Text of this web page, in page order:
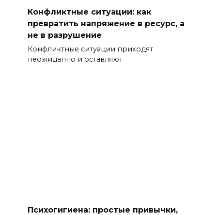
Конфликтные ситуации: как
превратить напряжение в ресурс, а
не в разрушение
Конфликтные ситуации приходят
неожиданно и оставляют
Психогигиена: простые привычки,